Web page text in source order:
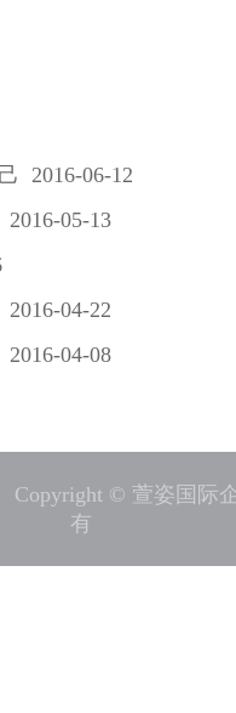
2016-06-12
05-13
04-22
04-08
Copyright © 萱姿国际
有